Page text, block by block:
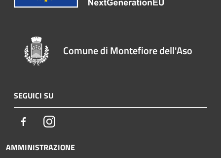
Comune di Montefiore dell'Aso
SEGUICI SU
FacebookInstagram
AMMINISTRAZIONE